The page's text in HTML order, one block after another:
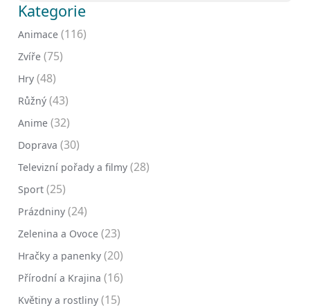
Kategorie
Animace (116)
Zvíře (75)
Hry (48)
Růžný (43)
Anime (32)
Doprava (30)
Televizní pořady a filmy (28)
Sport (25)
Prázdniny (24)
Zelenina a Ovoce (23)
Hračky a panenky (20)
Přírodní a Krajina (16)
Květiny a rostliny (15)